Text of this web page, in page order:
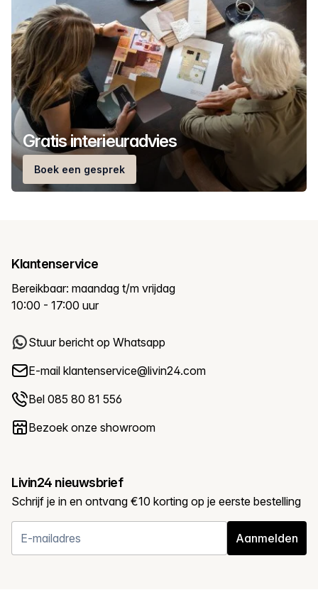
Gratis interieuradvies
Boek een gesprek
Klantenservice
Bereikbaar: maandag t/m vrijdag
10:00 - 17:00 uur
Stuur bericht op Whatsapp
E-mail klantenservice@livin24.com
Bel 085 80 81 556
Bezoek onze showroom
Livin24 nieuwsbrief
Schrijf je in en ontvang €10 korting op je eerste bestelling
Aanmelden